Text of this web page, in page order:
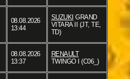
08.08.2026
13:44
SUZUKI GRAND
VITARA II (JT, TE,
TD)
08.08.2026
13:37
RENAULT
TWINGO I (C06_)